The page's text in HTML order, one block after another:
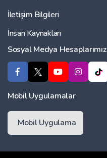
İletişim Bilgileri
İnsan Kaynakları
Sosyal Medya Hesaplarımız
Mobil Uygulamalar
Mobil Uygulama